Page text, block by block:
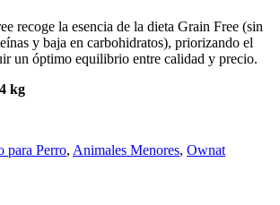
recoge la esencia de la dieta Grain Free (sin
y baja en carbohidratos), priorizando el
un óptimo equilibrio entre calidad y precio.
kg
para Perro, Animales Menores, Ownat